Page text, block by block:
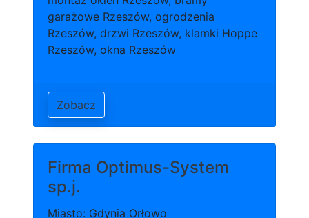
garażowe Rzeszów, ogrodzenia
Rzeszów, drzwi Rzeszów, klamki Hoppe
Rzeszów, okna Rzeszów
Zobacz
Firma Optimus-System
sp.j.
Miasto: Gdynia Orłowo